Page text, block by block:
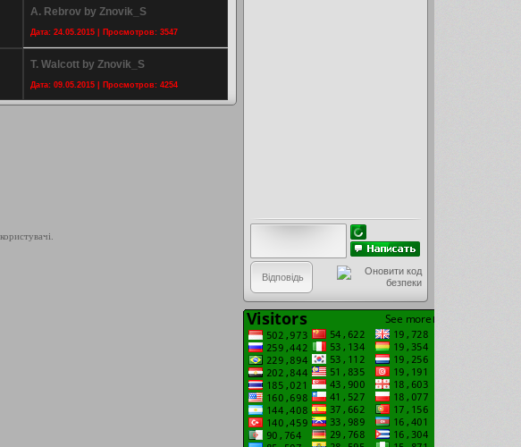
A. Rebrov by Znovik_S
Дата: 24.05.2015 | Просмотров: 3547
T. Walcott by Znovik_S
Дата: 09.05.2015 | Просмотров: 4254